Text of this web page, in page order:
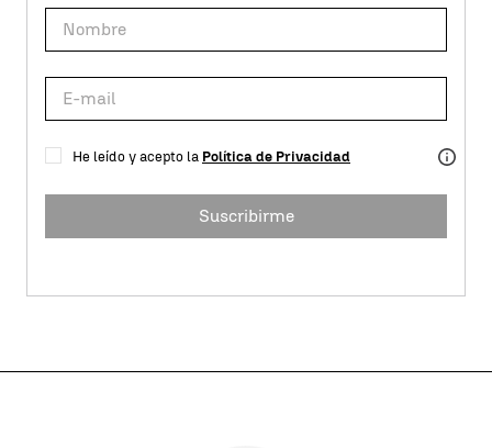
He leído y acepto la Política de Privacidad
Suscribirme